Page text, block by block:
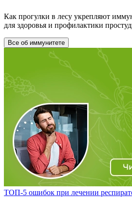
Как прогулки в лесу укрепляют
для здоровья и профилактики
Все об иммунитете
ТОП-5 ошибок при лечении